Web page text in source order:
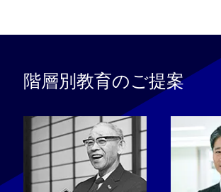
階層別教育のご提案